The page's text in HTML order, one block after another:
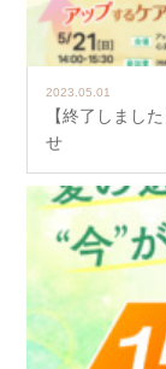
2023.05.01
【終了しまし
せ